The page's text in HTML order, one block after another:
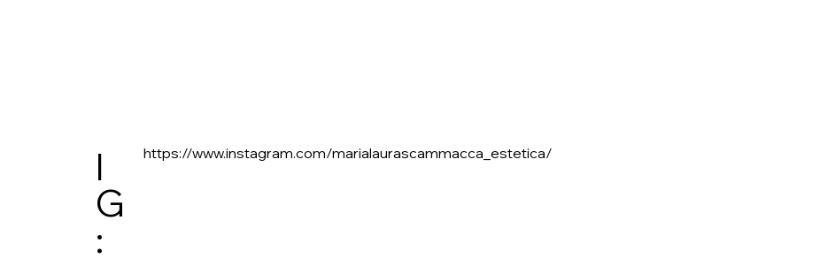
I
G
:
https://www.instagram.com/marialaurascammacca_estetica/